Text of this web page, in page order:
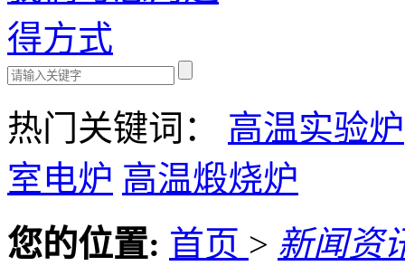
热门关键词： 高温实验炉
室电炉 高温煅烧炉
您的位置: 首页 > 新闻资